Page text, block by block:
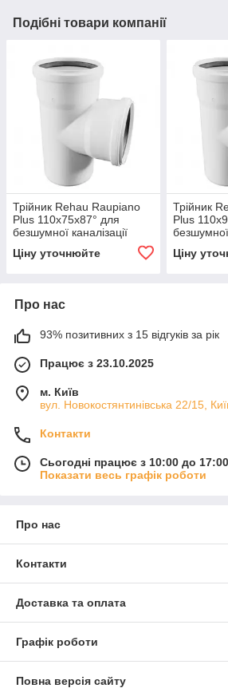
Подібні товари компанії
Трійник Rehau Raupiano
Plus 110х75х87° для
безшумної каналізації
Ціну уточнюйте
Трійник
Plus
безшумної
Ціну
Про нас
93% позитивних з 15 відгуків за рік
Працює з 23.10.2025
м. Київ
вул. Новокостянтинівська 22/15,
Контакти
Сьогодні працює з 10:00 до 17:00
Показати весь графік роботи
Про нас
Контакти
Доставка та оплата
Графік роботи
Повна версія сайту